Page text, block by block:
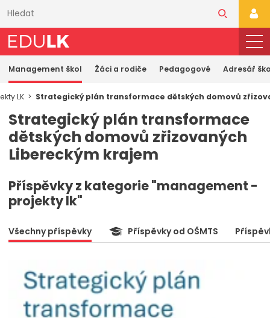
obsahu
Management škol Žáci a rodiče Pedagogové Adresář
LK Strategický plán transformace dětských domovů
Strategický plán transformace
dětských domovů zřizovaných
Libereckým krajem
Příspěvky z kategorie "management -
projekty lk"
Všechny příspěvky Příspěvky od OŠMTS